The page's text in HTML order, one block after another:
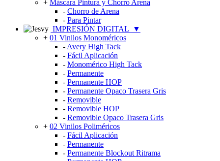
+ Máscara Pintura y Chorro Arena
- Chorro de Arena
- Para Pintar
IMPRESIÓN DIGITAL
▼
+ 01 Vinilos Monoméricos
- Avery High Tack
- Fácil Aplicación
- Monomérico High Tack
- Permanente
- Permanente HOP
- Permanente Opaco Trasera Gris
- Removible
- Removible HOP
- Removible Opaco Trasera Gris
+ 02 Vinilos Poliméricos
- Fácil Aplicación
- Permanente
- Permanente Blockout Ritrama